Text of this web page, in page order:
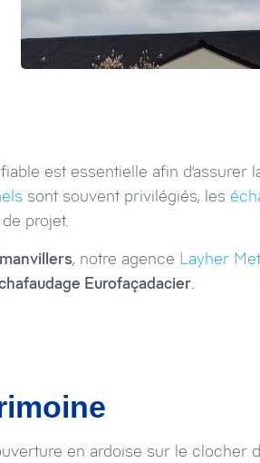
fiable est essentielle afin
sont souvent privilégiés, les
projet.
, notre agence Layher
Eurofaçadacier.
en ardoise sur le clocher